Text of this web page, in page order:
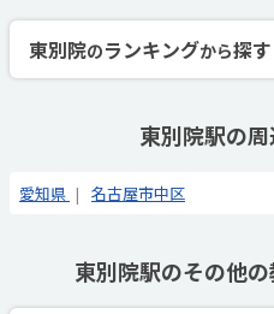
東別院のランキングから探す
東別院駅の
愛知県 名古屋市中区
東別院駅のその他